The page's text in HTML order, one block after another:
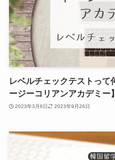
レベルチェックテストって
ージーコリアンアカデミー】
2023年3月6日 2023年9月26日